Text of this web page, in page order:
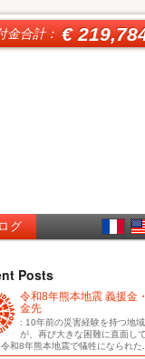
金合計：€
グ
Posts
令和8年熊本地震 義援金
金先
: 10年前の災害経験を持つ地域
が、再び大きな困難に直面し
和8年熊本地震で犠牲になられた...